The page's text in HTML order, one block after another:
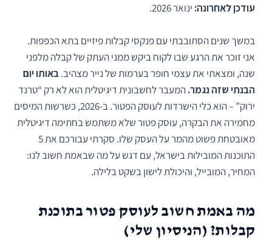
עודכן לאחרונה: ינואר 2026.
במשך שנים הסתובבתי עם פנקסי קבלות פיזיים בתא הכפפות.
אני זוכר את הרגע שבו לקוח ביקש ממני העתק של קבלה מלפני
שנה, ומצאתי את עצמי חופר בערמות של נייר מצהיב.באותו יום
הבנתי שזה נגמר.המעבר לחשבונית דיגיטלית הוא לא רק “טרנד
ירוק” – הוא כלי הישרדות לעוסק הפטור. ב-2026, כשרשות המיסים
מחמירה את הבקרה, עוסק פטור שלא משתמש בחתימה דיגיטלית
מאובטחת פשוט מהמר על העסק שלו. סקרתי עבורכם את 5
התוכנות המובילות בישראל, עם דגש על מה שבאמת חשוב לנו:
המחיר, המובייל, והיכולת לישון בשקט בלילה.
מה באמת חשוב לעוסק פטור בתוכנת
קבלות? (הניסיון שלי)